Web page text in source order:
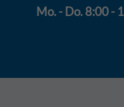
Mo. - Do. 8:00 -